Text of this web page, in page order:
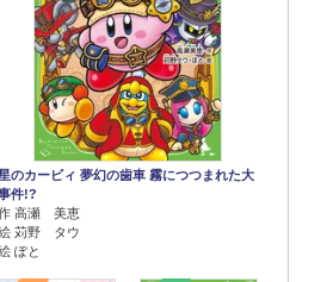
のカービィ 夢幻の歯車 霧につつまれた大
件!?
高瀬 美恵
苅野 タウ
ぽと